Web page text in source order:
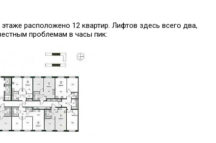
расположено 12 квартир. Лифтов здесь всего два,
проблемам в часы пик: